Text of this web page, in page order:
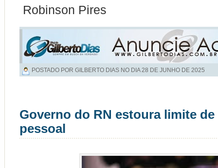
Robinson Pires
POSTADO POR GILBERTO DIAS NO DIA28 DE JUNHO DE 2025
Governo do RN estoura limite
pessoal